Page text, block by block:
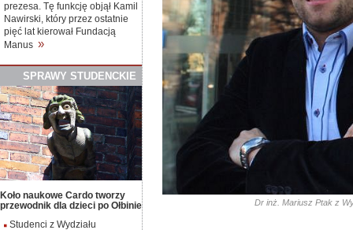
prezesa. Tę funkcję objął Kamil
Nawirski, który przez ostatnie
pięć lat kierował Fundacją
Manus »
SPRAWY STUDENCKIE
Koło naukowe Cardo tworzy
przewodnik dla dzieci po Ołbinie
Studenci z Wydziału
Dr inż. Mariusz Ptak z